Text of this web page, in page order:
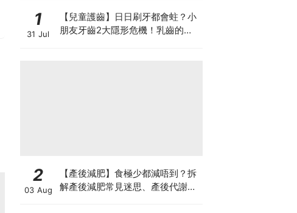
1
31 Jul
【兒童護齒】日日刷牙都會蛀？小
朋友牙齒2大隱形危機！乳齒的琺
2
03 Aug
【產後減肥】食極少都減唔到？拆
解產後減肥常見迷思、產後代謝、